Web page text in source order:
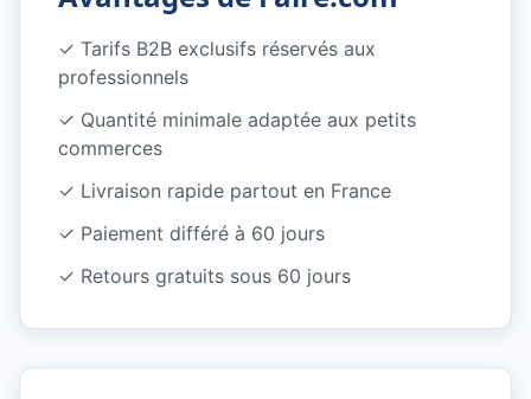
✓ Tarifs B2B exclusifs réservés aux
professionnels
✓ Quantité minimale adaptée aux petits
commerces
✓ Livraison rapide partout en France
✓ Paiement différé à 60 jours
✓ Retours gratuits sous 60 jours